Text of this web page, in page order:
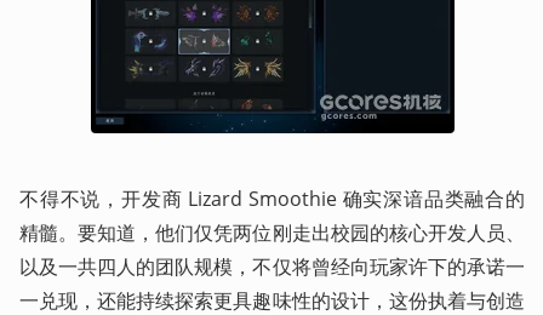
不得不说，开发商 Lizard Smoothie 确实深谙品类融合的
精髓。要知道，他们仅凭两位刚走出校园的核心开发人员、
以及一共四人的团队规模，不仅将曾经向玩家许下的承诺一
一兑现，还能持续探索更具趣味性的设计，这份执着与创造